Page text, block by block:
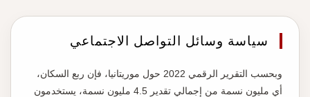
سياسة وسائل التواصل الاجتماعي
وبحسب التقرير الرقمي 2022 حول موريتانيا، فإن ربع السكان،
أي مليون نسمة من إجمالي تقدير 4.5 مليون نسمة، يستخدمون